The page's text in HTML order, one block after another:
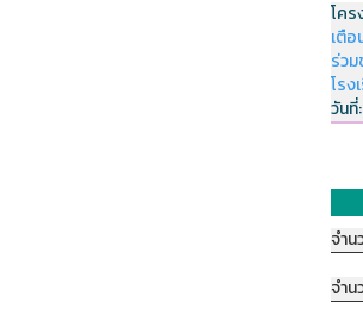
โคร
เตื
ร่ว
โรง
วันที่:
จำ
จำ